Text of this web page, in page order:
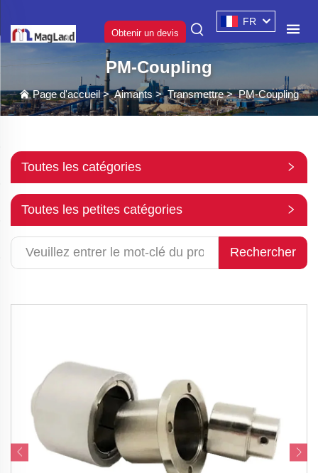
Obtenir un devis
FR
PM-Coupling
Page d'accueil>Aimants >Transmettre>PM-Coupling
Toutes les catégories
Toutes les petites catégories
Rechercher